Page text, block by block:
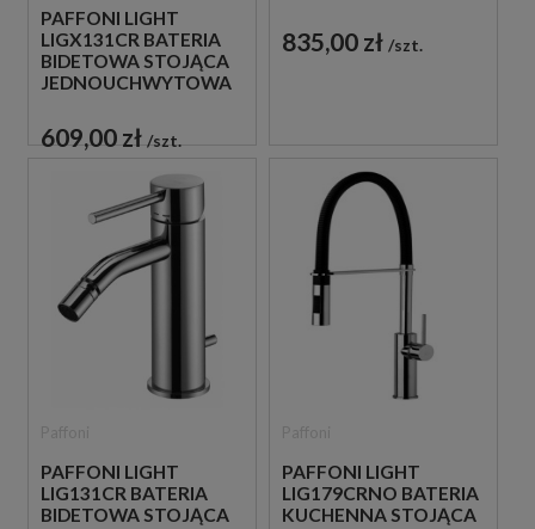
PAFFONI LIGHT
LIGX131CR BATERIA
BIDETOWA STOJĄCA
JEDNOUCHWYTOWA
609,00 zł szt.
CHROM
835,00 zł szt.
PAFFONI LIGHT
LIG131CR BATERIA
BIDETOWA STOJĄCA
PAFFONI LIGHT
LIG179CRNO BATERIA
KUCHENNA STOJĄCA